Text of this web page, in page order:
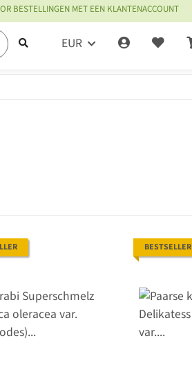
BESTELLINGEN MET EEN KLANTENACCOUNT
EUR
BESTSELLER